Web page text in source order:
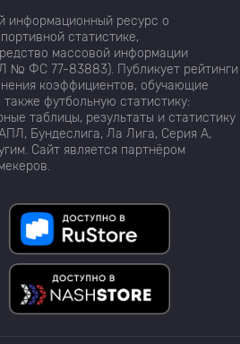
информационный ресурс о
статистике,
массовой информации
№ ФС 77-83883). Публикует рейтинги
коэффициентов, обучающие
футбольную статистику:
таблицы, результаты и статистику
Бундеслига, Ла Лига, Серия А,
Сайт является партнёром